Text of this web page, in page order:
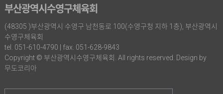
부산광역시수영구체육회
(48305 )부산광역시 수영구 남천동로 100(수영구청 지하 1층), 부산광역시
수영구체육회
tel. 051-610-4790 | fax. 051-628-9843
Copyright © 부산광역시수영구체육회. All rights reserved. Design by
무도코리아